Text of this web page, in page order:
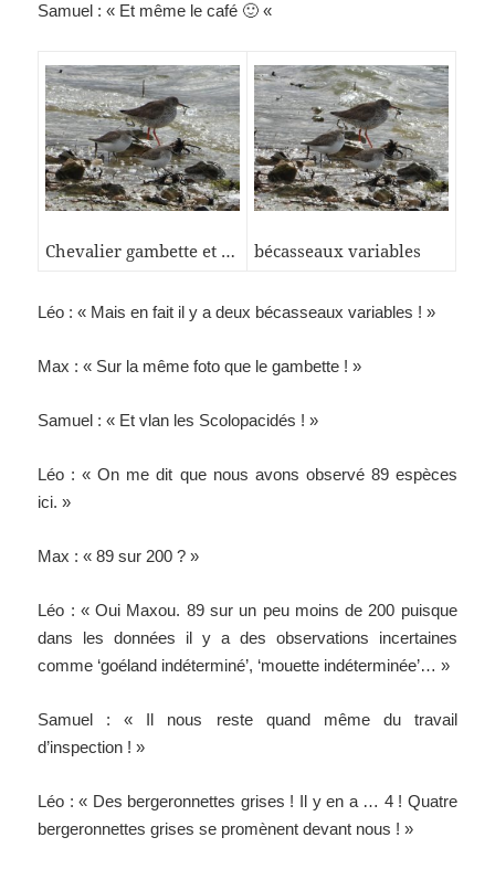
Samuel : « Et même le café 🙂 «
Chevalier gambette et … bécasseaux variables
Léo : « Mais en fait il y a deux bécasseaux variables ! »
Max : « Sur la même foto que le gambette ! »
Samuel : « Et vlan les Scolopacidés ! »
Léo : « On me dit que nous avons observé 89 espèces
ici. »
Max : « 89 sur 200 ? »
Léo : « Oui Maxou. 89 sur un peu moins de 200 puisque
dans les données il y a des observations incertaines
comme ‘goéland indéterminé’, ‘mouette indéterminée’… »
Samuel : « Il nous reste quand même du travail
d’inspection ! »
Léo : « Des bergeronnettes grises ! Il y en a … 4 ! Quatre
bergeronnettes grises se promènent devant nous ! »